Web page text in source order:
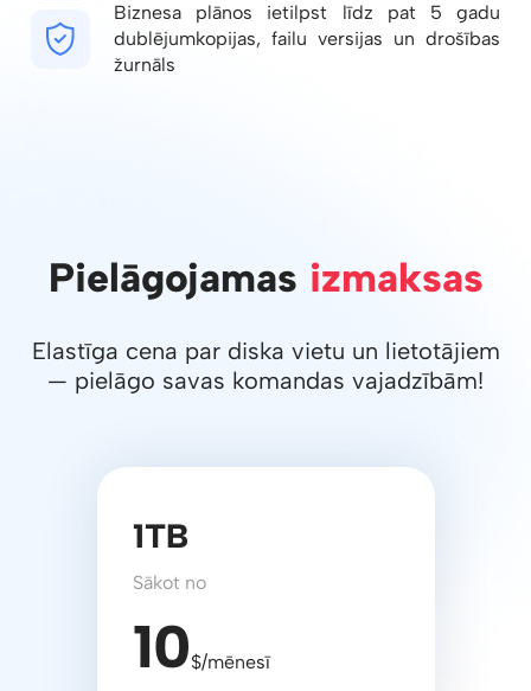
Biznesa plānos ietilpst līdz pat 5 gadu
dublējumkopijas, failu versijas un drošības
žurnāls
Pielāgojamas izmaksas
Elastīga cena par diska vietu un lietotājiem
— pielāgo savas komandas vajadzībām!
1TB
Sākot no
10$/mēnesī